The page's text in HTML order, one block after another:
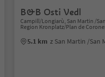
B&B Osti Vedl
Campill/Longiarù, San Martin /
Region Kronplatz/Plan de
5.1 km z San Martin /San